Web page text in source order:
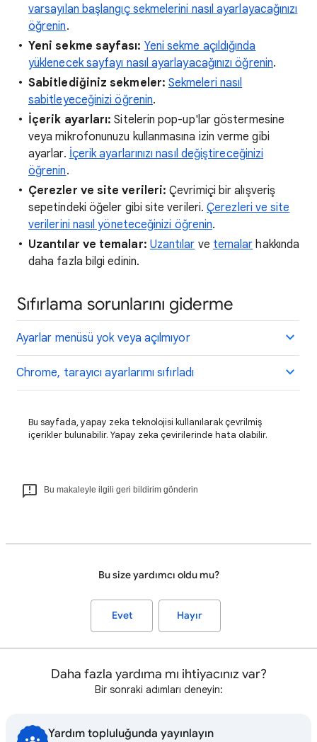
varsayılan başlangıç sekmelerini nasıl ayarlayacağınızı
öğrenin.
Yeni sekme sayfası: Yeni sekme açıldığında
yüklenecek sayfayı nasıl ayarlayacağınızı öğrenin.
Sabitlediğiniz sekmeler: Sekmeleri nasıl
sabitleyeceğinizi öğrenin.
İçerik ayarları: Sitelerin pop-up'lar göstermesine
veya mikrofonunuzu kullanmasına izin verme gibi
ayarlar. İçerik ayarlarınızı nasıl değiştireceğinizi
öğrenin.
Çerezler ve site verileri: Çevrimiçi bir alışveriş
sepetindeki öğeler gibi site verileri.Çerezleri ve site
verilerini nasıl yöneteceğinizi öğrenin.
Uzantılar ve temalar: Uzantılar ve temalar hakkında
daha fazla bilgi edinin.
Sıfırlama sorunlarını giderme
Ayarlar menüsü yok veya açılmıyor
Chrome, tarayıcı ayarlarımı sıfırladı
Bu sayfada, yapay zeka teknolojisi kullanılarak çevrilmiş
içerikler bulunabilir. Yapay zeka çevirilerinde hata olabilir.
Bu makaleyle ilgili geri bildirim gönderin
Bu size yardımcı oldu mu?
Evet Hayır
Daha fazla yardıma mı ihtiyacınız var?
Bir sonraki adımları deneyin:
Yardım topluluğunda yayınlayın